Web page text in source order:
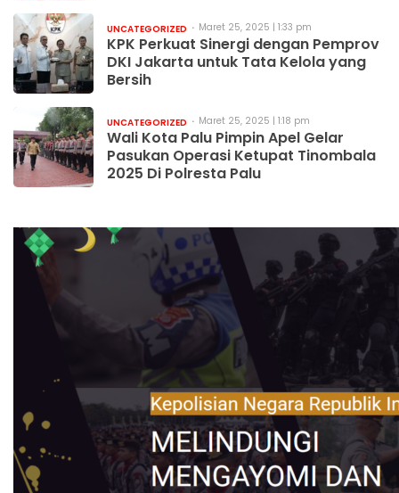
UNCATEGORIZED Maret 25, 2025 | 1:33 pm
KPK Perkuat Sinergi dengan Pemprov
DKI Jakarta untuk Tata Kelola yang
Bersih
UNCATEGORIZED Maret 25, 2025 | 1:18 pm
Wali Kota Palu Pimpin Apel Gelar
Pasukan Operasi Ketupat Tinombala
2025 Di Polresta Palu